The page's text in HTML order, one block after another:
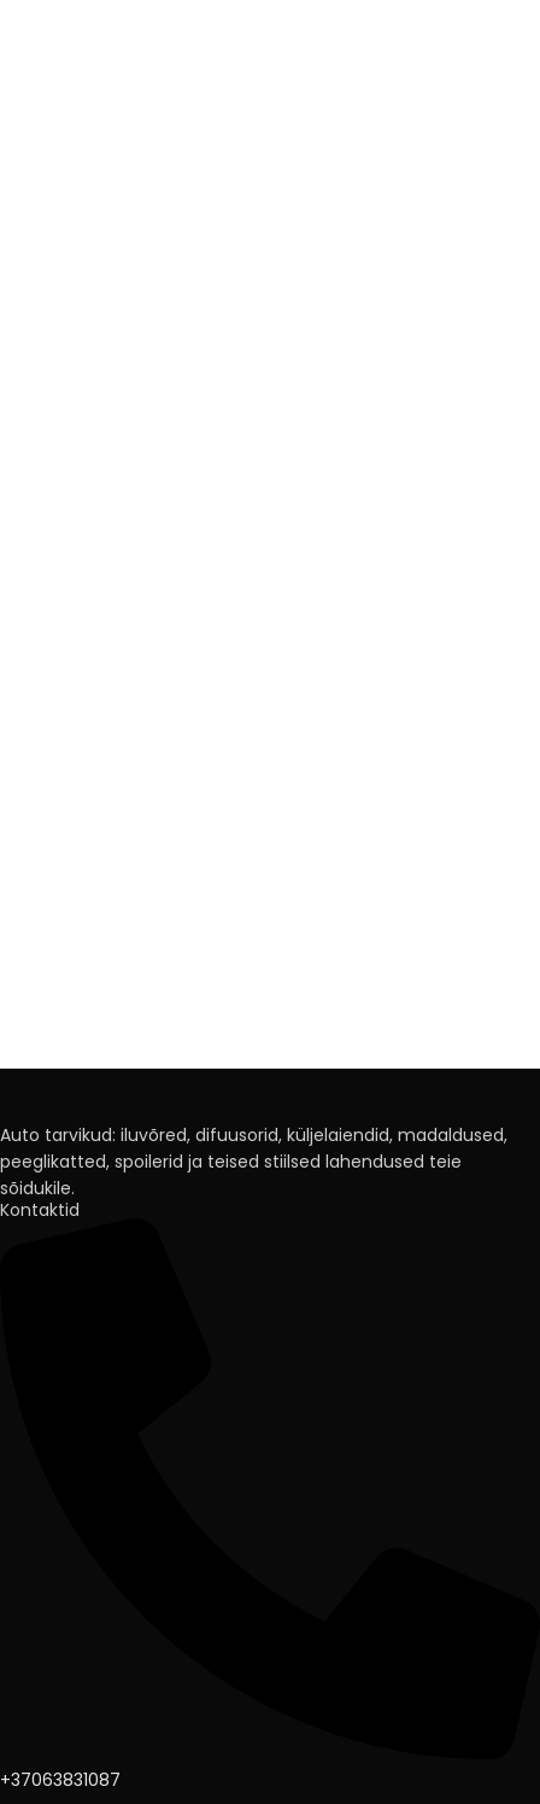
Auto tarvikud: iluvõred, difuusorid, küljelaiendid, madaldused,
peeglikatted, spoilerid ja teised stiilsed lahendused teie
sõidukile.
Kontaktid
+37063831087